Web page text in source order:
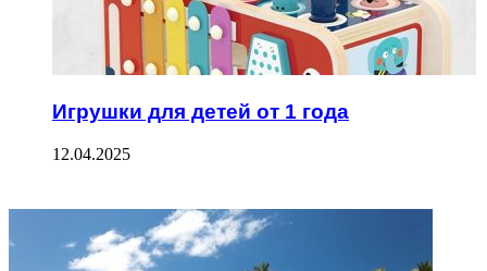
Игрушки для детей от 1 года
12.04.2025